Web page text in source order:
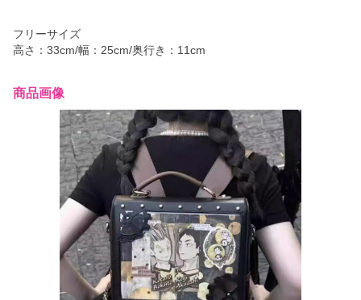
フリーサイズ
高さ：33cm/幅：25cm/奥行き：11cm
商品画像